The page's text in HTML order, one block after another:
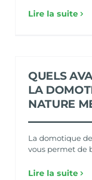
Lire la suite
QUELS
LA
NATURE
La domotique
vous permet de
Lire la suite